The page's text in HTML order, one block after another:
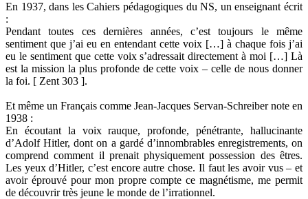
En 1937, dans les Cahiers pédagogiques du NS, un enseignant écrit
:
Pendant toutes ces dernières années, c’est toujours le même
sentiment que j’ai eu en entendant cette voix […] à chaque fois j’ai
eu le sentiment que cette voix s’adressait directement à moi […] Là
est la mission la plus profonde de cette voix – celle de nous donner
la foi. [ Zent 303 ].
Et même un Français comme Jean-Jacques Servan-Schreiber note en
1938 :
En écoutant la voix rauque, profonde, pénétrante, hallucinante
d’Adolf Hitler, dont on a gardé d’innombrables enregistrements, on
comprend comment il prenait physiquement possession des êtres.
Les yeux d’Hitler, c’est encore autre chose. Il faut les avoir vus – et
avoir éprouvé pour mon propre compte ce magnétisme, me permit
de découvrir très jeune le monde de l’irrationnel.